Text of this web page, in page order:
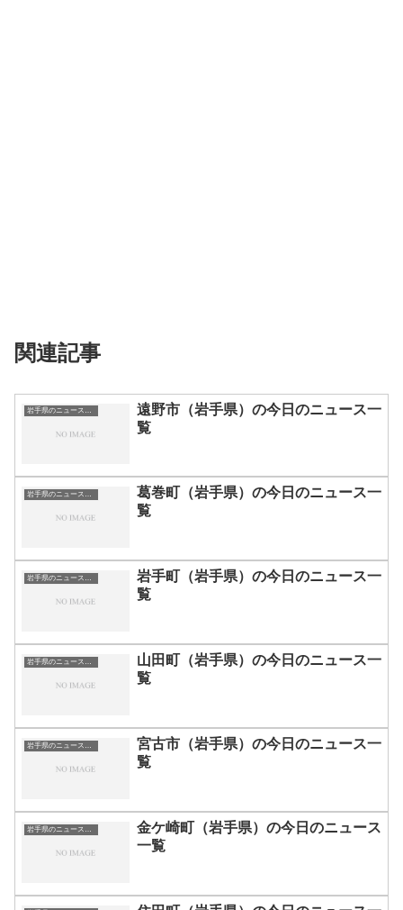
関連記事
岩手県のニュース一覧
遠野市（岩手県）の今日のニュース一
覧
岩手県のニュース一覧
葛巻町（岩手県）の今日のニュース一
覧
岩手県のニュース一覧
岩手町（岩手県）の今日のニュース一
覧
岩手県のニュース一覧
山田町（岩手県）の今日のニュース一
覧
岩手県のニュース一覧
宮古市（岩手県）の今日のニュース一
覧
岩手県のニュース一覧
金ケ崎町（岩手県）の今日のニュース
一覧